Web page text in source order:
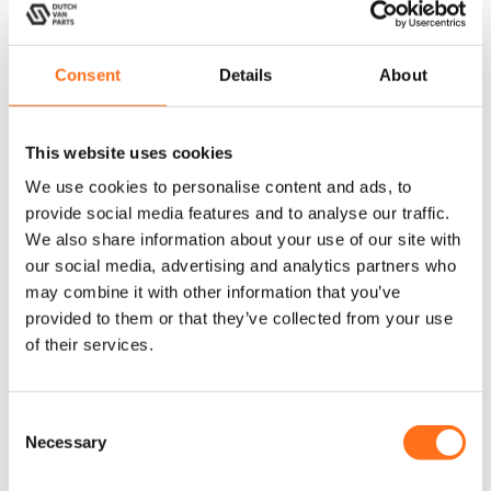
Consent Details About
This website uses cookies
We use cookies to personalise content and ads, to
provide social media features and to analyse our traffic.
We also share information about your use of our site with
our social media, advertising and analytics partners who
may combine it with other information that you’ve
provided to them or that they’ve collected from your use
of their services.
Necessary
Vanaf
2.345,00(Excl. BTW)
Product samenstellen
Dit product is nu niet op voorraad en niet beschikbaar.